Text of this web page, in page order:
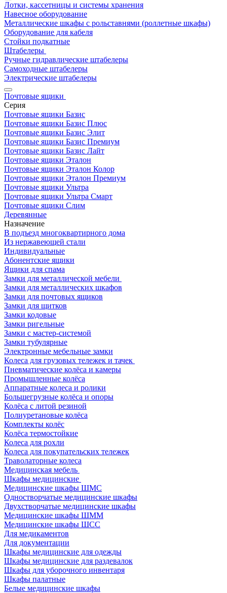
Лотки, кассетницы и системы хранения
Навесное оборудование
Металлические шкафы с рольставнями (роллетные шкафы)
Оборудование для кабеля
Стойки подкатные
Штабелеры
Ручные гидравлические штабелеры
Самоходные штабелеры
Электрические штабелеры
Почтовые ящики
Серия
Почтовые ящики Базис
Почтовые ящики Базис Плюс
Почтовые ящики Базис Элит
Почтовые ящики Базис Премиум
Почтовые ящики Базис Лайт
Почтовые ящики Эталон
Почтовые ящики Эталон Колор
Почтовые ящики Эталон Премиум
Почтовые ящики Ультра
Почтовые ящики Ультра Смарт
Почтовые ящики Слим
Деревянные
Назначение
В подъезд многоквартирного дома
Из нержавеющей стали
Индивидуальные
Абонентские ящики
Ящики для спама
Замки для металлической мебели
Замки для металлических шкафов
Замки для почтовых ящиков
Замки для щитков
Замки кодовые
Замки ригельные
Замки с мастер-системой
Замки тубулярные
Электронные мебельные замки
Колеса для грузовых тележек и тачек
Пневматические колёса и камеры
Промышленные колёса
Аппаратные колеса и ролики
Большегрузные колёса и опоры
Колёса с литой резиной
Полиуретановые колёса
Комплекты колёс
Колёса термостойкие
Колеса для рохли
Колеса для покупательских тележек
Траволаторные колеса
Медицинская мебель
Шкафы медицинские
Медицинские шкафы ШМС
Одностворчатые медицинские шкафы
Двухстворчатые медицинские шкафы
Медицинские шкафы ШММ
Медицинские шкафы ШСС
Для медикаментов
Для документации
Шкафы медицинские для одежды
Шкафы медицинские для раздевалок
Шкафы для уборочного инвентаря
Шкафы палатные
Белые медицинские шкафы